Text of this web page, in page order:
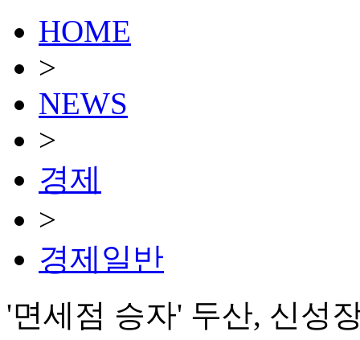
HOME
>
NEWS
>
경제
>
경제일반
'면세점 승자' 두산, 신성